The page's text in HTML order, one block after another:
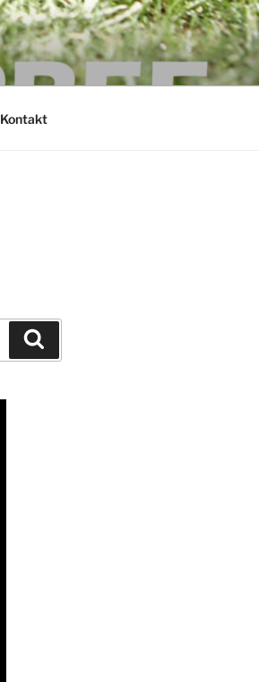
Kontakt